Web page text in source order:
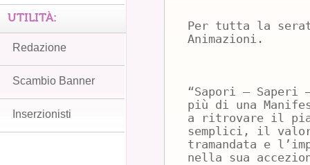
Per tutta la
Animazioni.
“Sapori – Saperi
più di una
a ritrovare il
semplici, il
tramandata e
nella sua
UTILITÀ:
Redazione
Scambio Banner
Inserzionisti